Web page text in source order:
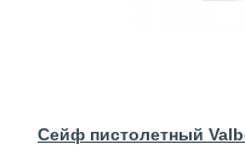
Сейф пистолетный